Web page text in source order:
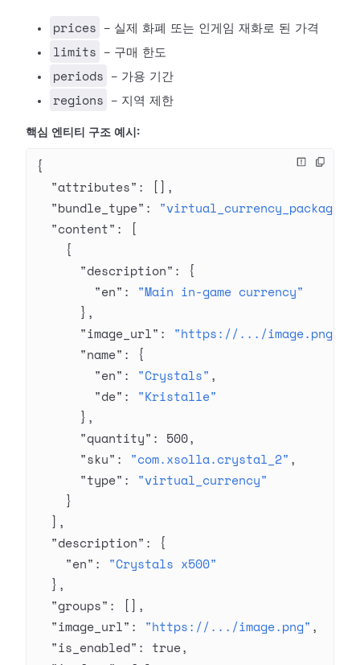
prices - 실제 화폐 또는 인게임 재화로 된 가격
limits - 구매 한도
periods - 가용 기간
regions - 지역 제한
핵심 엔티티 구조 예시:
{
  "attributes"
: [],
  "bundle_type"
: "virtual_currency_package"
  "content"
: [
    {
      "description"
: {
        "en"
: "Main in-game currency"
      },
      "image_url"
: "https://.../image.png"
      "name"
: {
        "en"
: "Crystals" ,
        "de"
: "Kristalle"
      },
      "quantity"
: 500,
      "sku"
: "com.xsolla.crystal_2" ,
      "type"
: "virtual_currency"
    }
  ],
  "description"
: {
    "en"
: "Crystals x500"
  },
  "groups"
: [],
  "image_url"
: "https://.../image.png" ,
  "is_enabled"
: true,